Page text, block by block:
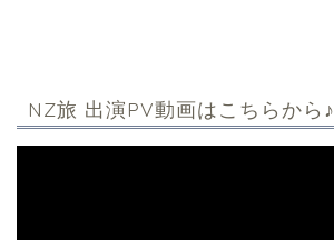
NZ旅 出演PV動画はこちらから♪